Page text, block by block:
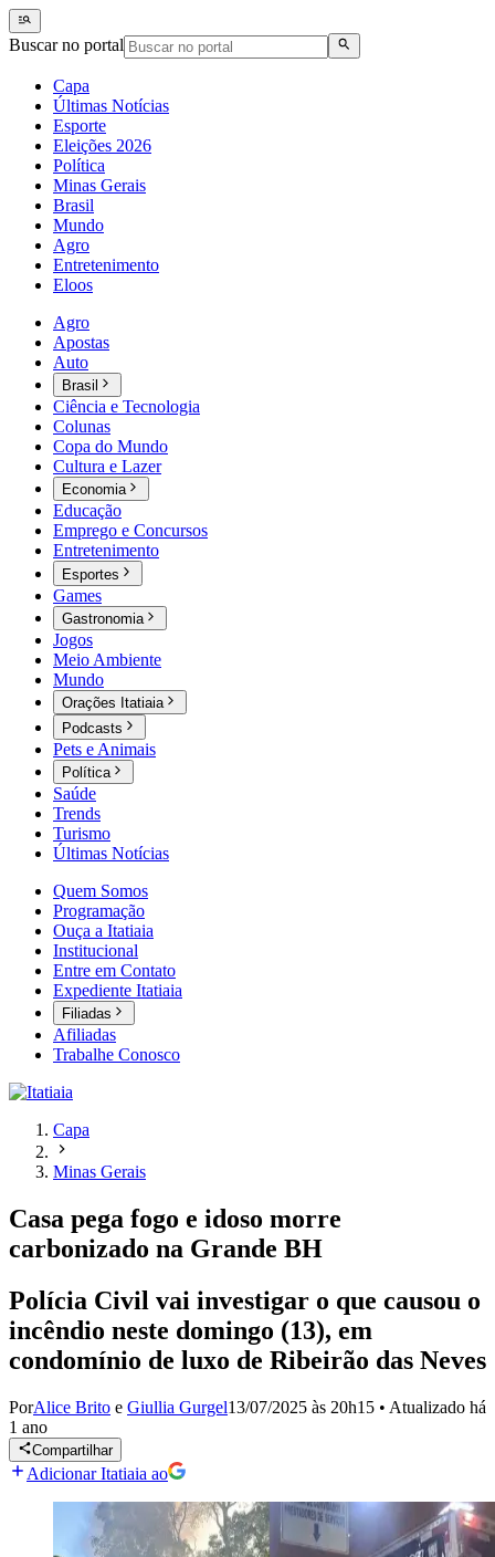
Buscar no portal
Capa
Últimas Notícias
Esporte
Eleições 2026
Política
Minas Gerais
Brasil
Mundo
Agro
Entretenimento
Eloos
Agro
Apostas
Auto
Brasil
Ciência e Tecnologia
Colunas
Copa do Mundo
Cultura e Lazer
Economia
Educação
Emprego e Concursos
Entretenimento
Esportes
Games
Gastronomia
Jogos
Meio Ambiente
Mundo
Orações Itatiaia
Podcasts
Pets e Animais
Política
Saúde
Trends
Turismo
Últimas Notícias
Quem Somos
Programação
Ouça a Itatiaia
Institucional
Entre em Contato
Expediente Itatiaia
Filiadas
Afiliadas
Trabalhe Conosco
Capa
Minas Gerais
Casa pega fogo e idoso morre
carbonizado na Grande BH
Polícia Civil vai investigar o que causou o
incêndio neste domingo (13), em
condomínio de luxo de Ribeirão das Neves
PorAlice Brito e Giullia Gurgel13/07/2025 às 20h15 • Atualizado há
1 ano
Compartilhar
Adicionar Itatiaia ao